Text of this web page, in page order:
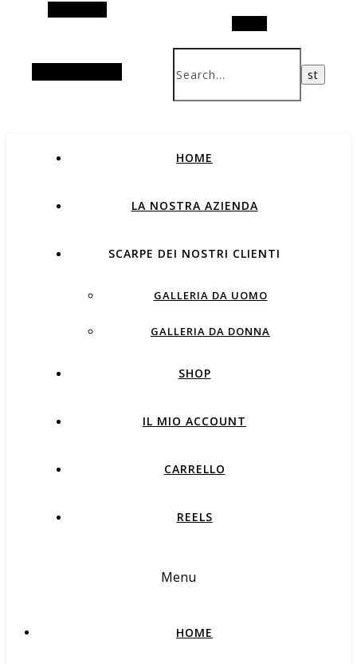
HOME
LA NOSTRA AZIENDA
SCARPE DEI NOSTRI CLIENTI
GALLERIA DA UOMO
GALLERIA DA DONNA
SHOP
IL MIO ACCOUNT
CARRELLO
REELS
Menu
HOME